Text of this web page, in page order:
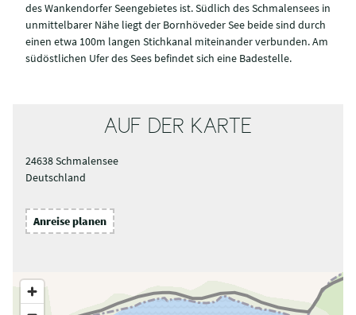
des Wankendorfer Seengebietes ist. Südlich des Schmalensees in
unmittelbarer Nähe liegt der Bornhöveder See beide sind durch
einen etwa 100m langen Stichkanal miteinander verbunden. Am
südöstlichen Ufer des Sees befindet sich eine Badestelle.
AUF DER KARTE
24638 Schmalensee
Deutschland
Anreise planen